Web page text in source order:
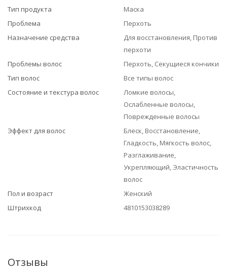
Тип продукта
Маска
Проблема
Перхоть
Назначение средства
Для восстановления, Против
перхоти
Проблемы волос
Перхоть, Секущиеся кончики
Тип волос
Все типы волос
Состояние и текстура волос
Ломкие волосы,
Ослабленные волосы,
Поврежденные волосы
Эффект для волос
Блеск, Восстановление,
Гладкость, Мягкость волос,
Разглаживание,
Укрепляющий, Эластичность
волос
Пол и возраст
Женский
Штрихкод
4810153038289
Отзывы